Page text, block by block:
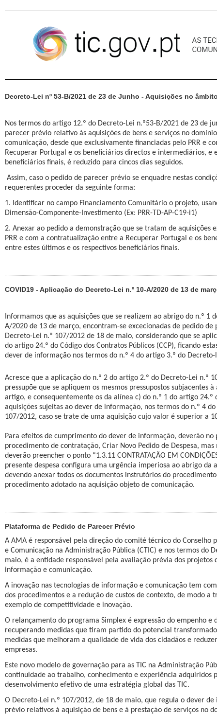
Decreto-Lei nº 53-B/2021 de 23 de Junho - Aquisições no
Nos termos do artigo 12.º do Decreto-Lei n.º53-B/2021 de 23 de
parecer prévio relativo às aquisições de bens e serviços no
comunicação, desde que exclusivamente financiadas pelo PRR e
Recuperar Portugal e os beneficiários directos e intermediários, e
beneficiários finais, é reduzido para cincos dias seguidos.
Assim, caso o pedido de parecer prévio se enquadre nestas
requerentes proceder da seguinte forma:
1. Identificar no campo Financiamento Comunitário o projeto,
Dimensão-Componente-Investimento (Ex: PRR-TD-AP-C19-i1)
2. Anexar ao pedido a demonstração que se tratam de aquisições
PRR e com a contratualização entre a Recuperar Portugal e os
entre estes últimos e os respectivos beneficiários finais.
COVID19 - Aplicação do Decreto-Lei n.º 10-A/2020 de 13 de
Informamos que as aquisições que se realizem ao abrigo do n.º 1
A/2020 de 13 de março, encontram-se excecionadas de pedido
Decreto-Lei n.º 107/2012 de 18 de maio, considerando que se
do artigo 24.º do Código dos Contratos Públicos (CCP), ficando
dever de informação nos termos do n.º 4 do artigo 3.º do
Acresce que a aplicação do n.º 2 do artigo 2.º do Decreto-Lei n.º
pressupõe que se apliquem os mesmos pressupostos subjacentes
artigo, e consequentemente os da alínea c) do n.º 1 do artigo 24.º
aquisições sujeitas ao dever de informação, nos termos do n.º 4
107/2012, caso se trate de uma aquisição cujo valor é superior a
Para efeitos de cumprimento do dever de informação, deverão no
procedimento de contratação, Criar Novo Pedido de Despesa,
deverão preencher o ponto “1.3.11 CONTRATAÇÃO EM
presente despesa configura uma urgência imperiosa ao abrigo da
devendo anexar todos os documentos instrutórios do
procedimento adotado na aquisição objeto de comunicação.
Plataforma de Pedido de Parecer Prévio
A AMA é responsável pela direção do comité técnico do Conselho
e Comunicação na Administração Pública (CTIC) e nos termos do
maio, é a entidade responsável pela avaliação prévia dos projetos
informação e comunicação.
A inovação nas tecnologias de informação e comunicação tem
dos procedimentos e a redução de custos de contexto, de modo a
exemplo de competitividade e inovação.
O relançamento do programa Simplex é expressão do empenho e
recuperando medidas que tiram partido do potencial
medidas que melhoram a qualidade de vida dos cidadãos e
empresas.
Este novo modelo de governação para as TIC na Administração
continuidade ao trabalho, conhecimento e experiência adquiridos
desenvolvimento efetivo de uma estratégia global das TIC.
O Decreto-Lei n.º 107/2012, de 18 de maio, que regula o dever
prévio relativos à aquisição de bens e à prestação de serviços no